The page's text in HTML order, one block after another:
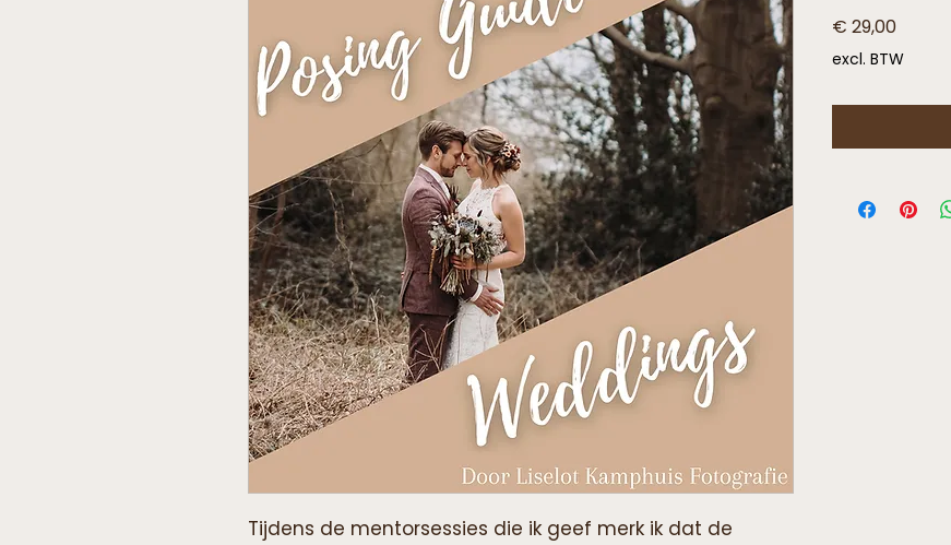
Tijdens de mentorsessies die ik geef merk ik dat de
€ 29,00Prijs
excl. BTW